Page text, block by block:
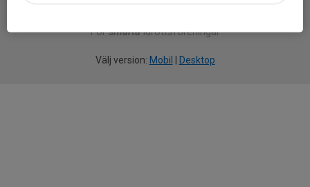
Försmartaidrottsföreningar
Välj version: Mobil Desktop